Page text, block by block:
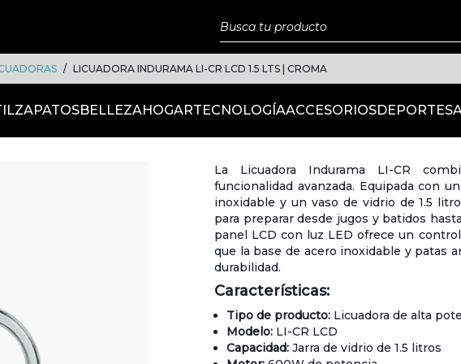
LICUADORA INDURAMA LI-CR LCD 1.5 LTS | CROMA
ZAPATOSBELLEZAHOGARTECNOLOGÍAACCESORIOSDEPORTES
La Licuadora Indurama LI-CR
funcionalidad avanzada. Equipada con
inoxidable y un vaso de vidrio de 1.5
para preparar desde jugos y batidos
panel LCD con luz LED ofrece un
que la base de acero inoxidable y patas
durabilidad.
Características:
Tipo de producto: Licuadora de alta
Modelo: LI-CR LCD
Capacidad: Jarra de vidrio de 1.5 litros